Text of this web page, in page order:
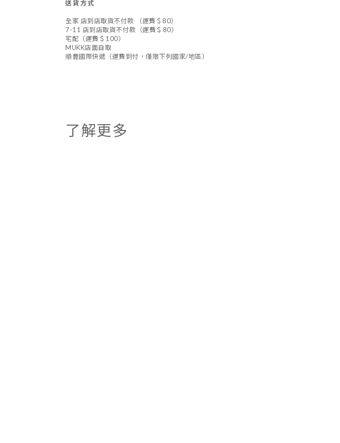
送貨方式
全家 店到店取貨不付款 （運費＄80）
7-11 店到店取貨不付款（運費＄80）
宅配（運費＄100）
MUKK店面自取
順豐國際快遞（運費到付，僅限下列國家/地區）
了解更多